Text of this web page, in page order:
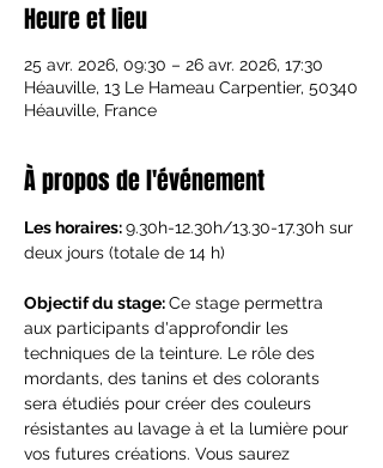
Heure et lieu
25 avr. 2026, 09:30 – 26 avr. 2026, 17:30
Héauville, 13 Le Hameau Carpentier, 50340
Héauville, France
À propos de l'événement
Les horaires: 9.30h-12.30h/13.30-17.30h sur
deux jours (totale de 14 h)
Objectif du stage: Ce stage permettra
aux participants d'approfondir les
techniques de la teinture. Le rôle des
mordants, des tanins et des colorants
sera étudiés pour créer des couleurs
résistantes au lavage à et la lumière pour
vos futures créations. Vous saurez